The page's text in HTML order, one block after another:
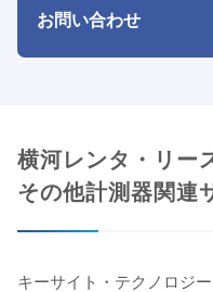
お問い合わせ
横河レンタ・リー
その他計測器関連
キーサイト・テクノロジ